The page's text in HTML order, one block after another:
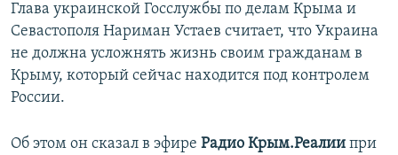
Глава украинской Госслужбы по делам Крыма и
Севастополя Нариман Устаев считает, что Украина
не должна усложнять жизнь своим гражданам в
Крыму, который сейчас находится под контролем
России.
Об этом он сказал в эфире Радио Крым.Реалии при